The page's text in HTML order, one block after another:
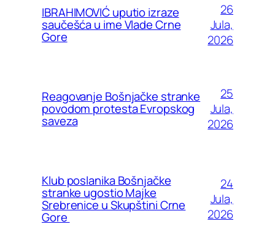
IBRAHIMOVIĆ uputio izraze
saučešća u ime Vlade Crne
Gore
26
Jula,
2026
Reagovanje Bošnjačke stranke
povodom protesta Evropskog
saveza
25
Jula,
2026
Klub poslanika Bošnjačke
stranke ugostio Majke
Srebrenice u Skupštini Crne
Gore
24
Jula,
2026